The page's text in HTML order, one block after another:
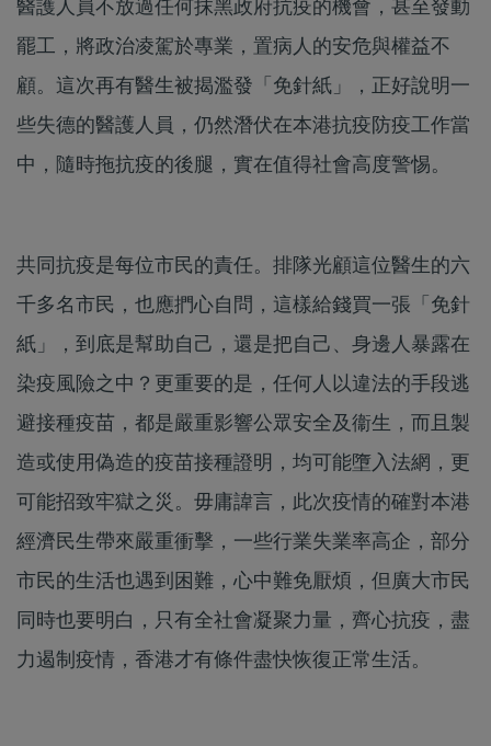
醫護人員不放過任何抹黑政府抗疫的機會，甚至發動
罷工，將政治凌駕於專業，置病人的安危與權益不
顧。這次再有醫生被揭濫發「免針紙」，正好說明一
些失德的醫護人員，仍然潛伏在本港抗疫防疫工作當
中，隨時拖抗疫的後腿，實在值得社會高度警惕。
共同抗疫是每位市民的責任。排隊光顧這位醫生的六
千多名市民，也應捫心自問，這樣給錢買一張「免針
紙」，到底是幫助自己，還是把自己、身邊人暴露在
染疫風險之中？更重要的是，任何人以違法的手段逃
避接種疫苗，都是嚴重影響公眾安全及衞生，而且製
造或使用偽造的疫苗接種證明，均可能墮入法網，更
可能招致牢獄之災。毋庸諱言，此次疫情的確對本港
經濟民生帶來嚴重衝擊，一些行業失業率高企，部分
市民的生活也遇到困難，心中難免厭煩，但廣大市民
同時也要明白，只有全社會凝聚力量，齊心抗疫，盡
力遏制疫情，香港才有條件盡快恢復正常生活。